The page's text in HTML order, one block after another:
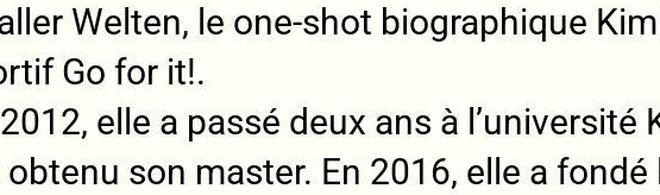
Welten, le one-shot biographique
Go for it!.
elle a passé deux ans à l’université
son master. En 2016, elle a